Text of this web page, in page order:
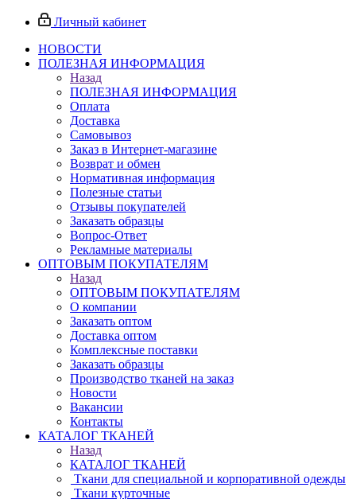
Личный кабинет
НОВОСТИ
ПОЛЕЗНАЯ ИНФОРМАЦИЯ
Назад
ПОЛЕЗНАЯ ИНФОРМАЦИЯ
Оплата
Доставка
Самовывоз
Заказ в Интернет-магазине
Возврат и обмен
Нормативная информация
Полезные статьи
Отзывы покупателей
Заказать образцы
Вопрос-Ответ
Рекламные материалы
ОПТОВЫМ ПОКУПАТЕЛЯМ
Назад
ОПТОВЫМ ПОКУПАТЕЛЯМ
О компании
Заказать оптом
Доставка оптом
Комплексные поставки
Заказать образцы
Производство тканей на заказ
Новости
Вакансии
Контакты
КАТАЛОГ ТКАНЕЙ
Назад
КАТАЛОГ ТКАНЕЙ
Ткани для специальной и корпоративной одежды
Ткани курточные